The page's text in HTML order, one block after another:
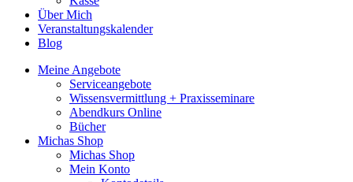
Über Mich
Veranstaltungskalender
Blog
Meine Angebote
Serviceangebote
Wissensvermittlung + Praxisseminare
Abendkurs Online
Bücher
Michas Shop
Michas Shop
Mein Konto